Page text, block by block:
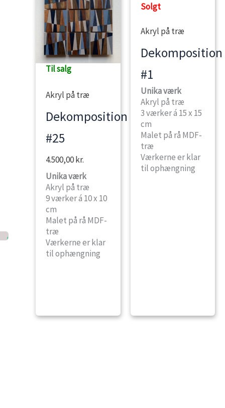
Til salg
Akryl på træ
Dekomposition
#25
4.500,00kr.
Unika værk
Akryl på træ
9 værker á 10 x 10
cm
Malet på rå MDF-
træ
Værkerne er klar
til ophængning
Solgt
Akryl på træ
Dekomposition
#1
Unika værk
Akryl på træ
3 værker á 15 x 15
cm
Malet på rå MDF-
træ
Værkerne er klar
til ophængning